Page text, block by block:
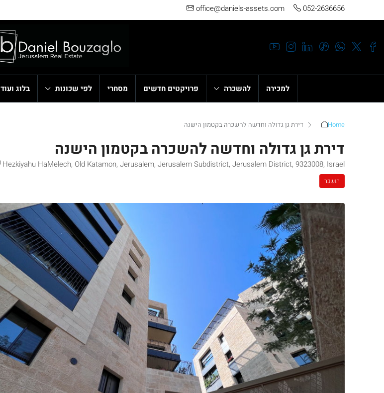
052-2636656
office@daniels-assets.com
למכירה להשכרה פרויקטים חדשים מסחרי לפי שכונות בלוג ועוד
Home דירת גן גדולה וחדשה להשכרה בקטמון הישנה
דירת גן גדולה וחדשה להשכרה בקטמון הישנה
Hezkiyahu HaMelech, Old Katamon, Jerusalem, Jerusalem Subdistrict, Jerusalem District, 9323008, Israel
הושכר